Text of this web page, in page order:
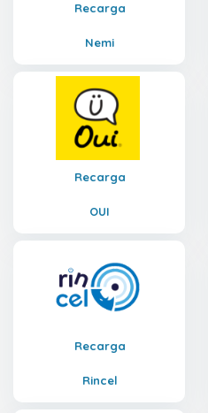
Recarga
Nemi
Recarga
OUI
Recarga
Rincel